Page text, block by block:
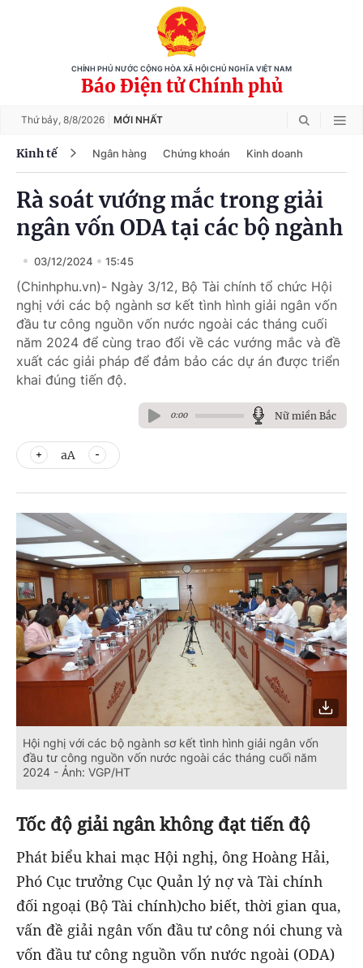
CHÍNH PHỦ NƯỚC CỘNG HÒA XÃ HỘI CHỦ NGHĨA VIỆT NAM
Báo Điện tử Chính phủ
Thứ bảy, 8/8/2026 MỚI NHẤT
Kinh tế Ngân hàng Chứng khoán Kinh doanh
Rà soát vướng mắc trong giải
ngân vốn ODA tại các bộ ngành
03/12/2024 15:45
(Chinhphu.vn)- Ngày 3/12, Bộ Tài chính tổ chức Hội
nghị với các bộ ngành sơ kết tình hình giải ngân vốn
đầu tư công nguồn vốn nước ngoài các tháng cuối
năm 2024 để cùng trao đổi về các vướng mắc và đề
xuất các giải pháp để đảm bảo các dự án được triển
khai đúng tiến độ.
0:00 Nữ miền Bắc
aA
Hội nghị với các bộ ngành sơ kết tình hình giải ngân vốn
đầu tư công nguồn vốn nước ngoài các tháng cuối năm
2024 - Ảnh: VGP/HT
Tốc độ giải ngân không đạt tiến độ
Phát biểu khai mạc Hội nghị, ông Hoàng Hải,
Phó Cục trưởng Cục Quản lý nợ và Tài chính
đối ngoại (Bộ Tài chính)cho biết, thời gian qua,
vấn đề giải ngân vốn đầu tư công nói chung và
vốn đầu tư công nguồn vốn nước ngoài (ODA)